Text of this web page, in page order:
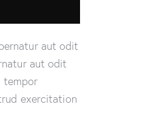
aut odit
aut odit
tempor
exercitation